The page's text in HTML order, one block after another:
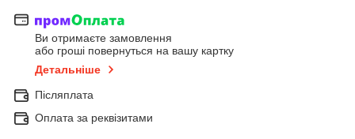
Ви отримаєте замовлення
або гроші повернуться на вашу картку
Детальніше
Післяплата
Оплата за реквізитами